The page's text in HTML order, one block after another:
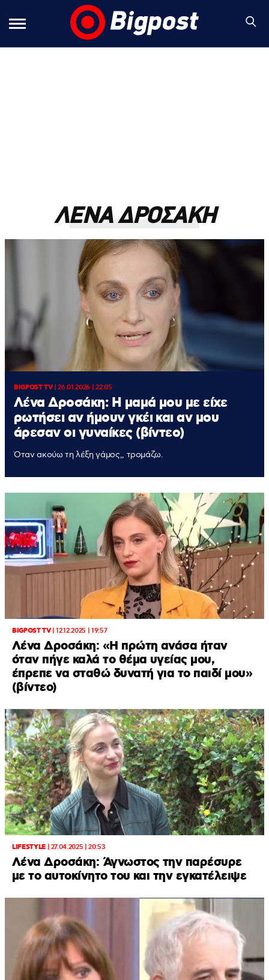
ΛΕΝΑ ΔΡΟΣΑΚΗ
BIGPOST TV|26.01.2026 | 22:05
Λένα Δροσάκη: Η μαμά μου με είχε
ρωτήσει αν ήμουν γκέι και αν μου
άρεσαν οι γυναίκες (βίντεο)
Όταν ακούω τη λέξη γάμος,, τρομάζω.
BIGPOST TV|12.12.2025 | 19:57
Λένα Δροσάκη: «Η πρώτη ανάσα ήταν
όταν πήγε καλά το θέμα υγείας μου,
έπρεπε να σταθώ δυνατή για το παιδί μου»
(βίντεο)
LIFESTYLE| 27.04.2025 | 20:53
Λένα Δροσάκη: Άγνωστος την παρέσυρε
με το αυτοκίνητο του και την εγκατέλειψε